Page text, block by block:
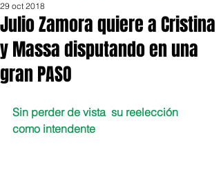
Julio Zamora quiere a Cristina
y Massa disputando en una
gran PASO
29 oct 2018
Sin perder de vista  su reelección
como intendente